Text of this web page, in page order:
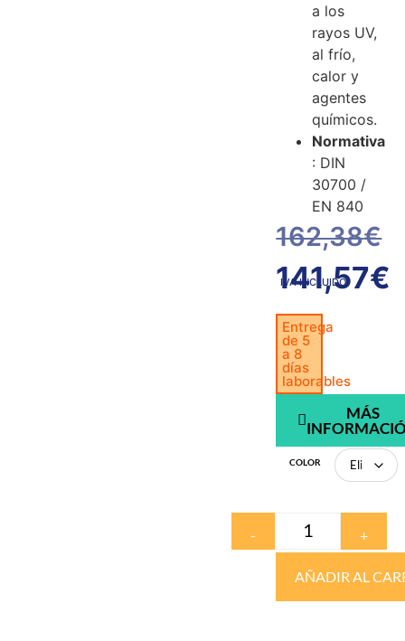
a los
rayos UV,
al frío,
calor y
agentes
químicos.
Normativa
: DIN
30700 /
EN 840
162,38€
141,57€
IVA INCLUIDO
Entrega
de 5
a 8
días
laborables
MÁS
COLOR
- +
AÑADIR AL